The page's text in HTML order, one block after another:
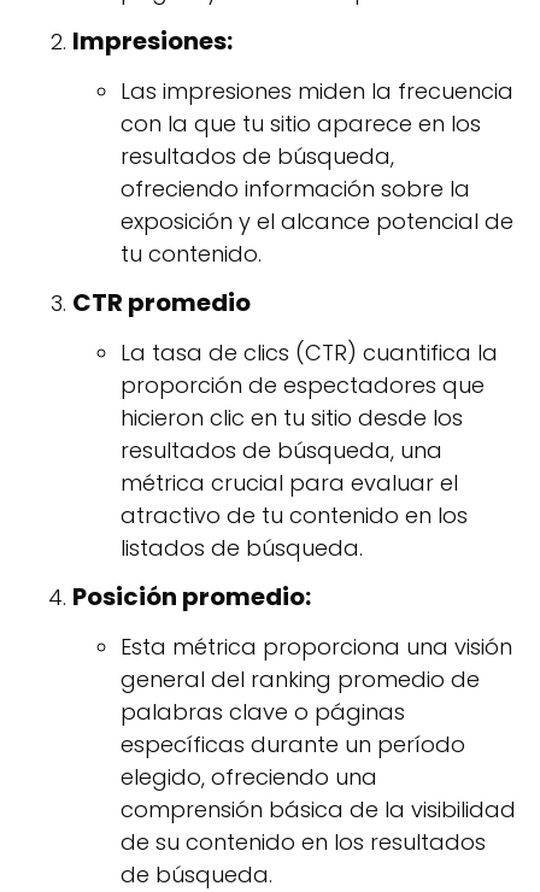
Impresiones:
Las impresiones miden la frecuencia
con la que tu sitio aparece en los
resultados de búsqueda,
ofreciendo información sobre la
exposición y el alcance potencial de
tu contenido.
CTR promedio
La tasa de clics (CTR) cuantifica la
proporción de espectadores que
hicieron clic en tu sitio desde los
resultados de búsqueda, una
métrica crucial para evaluar el
atractivo de tu contenido en los
listados de búsqueda.
Posición promedio:
Esta métrica proporciona una visión
general del ranking promedio de
palabras clave o páginas
específicas durante un período
elegido, ofreciendo una
comprensión básica de la visibilidad
de su contenido en los resultados
de búsqueda.